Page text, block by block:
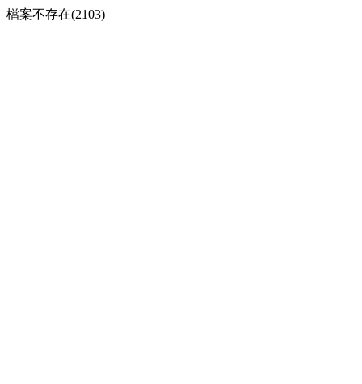
檔案不存在(2103)